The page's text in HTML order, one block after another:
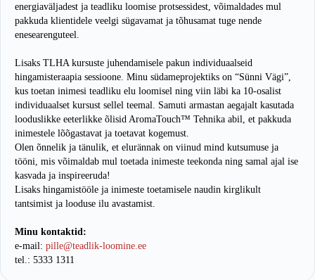
energiaväljadest ja teadliku loomise protsessidest, võimaldades mul
pakkuda klientidele veelgi sügavamat ja tõhusamat tuge nende
enesearenguteel.
Lisaks TLHA kursuste juhendamisele pakun individuaalseid
hingamisteraapia sessioone. Minu südameprojektiks on “Sünni Vägi”,
kus toetan inimesi teadliku elu loomisel ning viin läbi ka 10-osalist
individuaalset kursust sellel teemal. Samuti armastan aegajalt kasutada
looduslikke eeterlikke õlisid AromaTouch™ Tehnika abil, et pakkuda
inimestele lõõgastavat ja toetavat kogemust.
Olen õnnelik ja tänulik, et elurännak on viinud mind kutsumuse ja
tööni, mis võimaldab mul toetada inimeste teekonda ning samal ajal ise
kasvada ja inspireeruda!
Lisaks hingamistööle ja inimeste toetamisele naudin kirglikult
tantsimist ja looduse ilu avastamist.
Minu kontaktid:
e-mail: pille@teadlik-loomine.ee
tel.: 5333 1311